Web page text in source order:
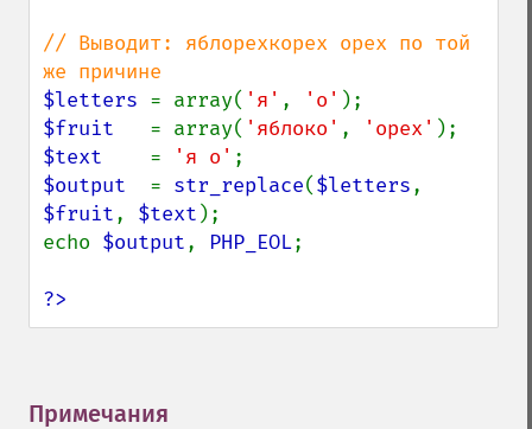
// Выводит: яблорехкорех орех по той
$letters = array( 'я' , 'о'
$fruit = array( 'яблоко' , 'орех'
$text = 'я о'
$output = str_replace($letters
$fruit, $text );
echo $output, PHP_EOL;
?>
Примечания